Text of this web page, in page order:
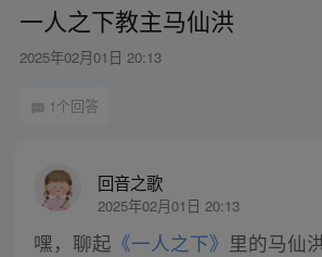
一人之下教主马仙洪
2025年02月01日 20:13
1个回答
回音之歌
2025年02月01日 20:13
嘿，聊起 《一人之下》 里的马仙